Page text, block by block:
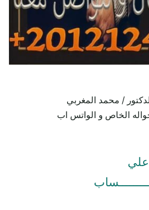
/ محمد المغربي
الخاص و الواتس اب
علي